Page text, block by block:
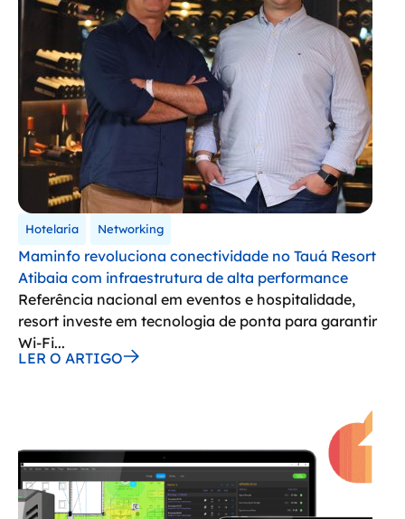
Hotelaria Networking
Maminfo revoluciona conectividade no Tauá Resort
Atibaia com infraestrutura de alta performance
Referência nacional em eventos e hospitalidade,
resort investe em tecnologia de ponta para garantir
Wi-Fi...
LER O ARTIGO